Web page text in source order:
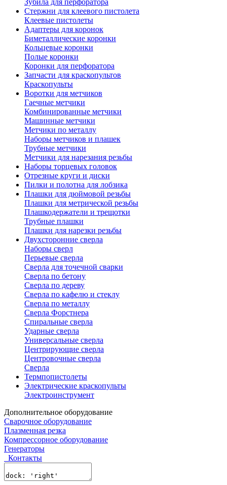
Стержни для клеевого пистолета
Клеевые пистолеты
Адаптеры для коронок
Биметаллические коронки
Кольцевые коронки
Полые коронки
Коронки для перфоратора
Запчасти для краскопультов
Краскопульты
Воротки для метчиков
Гаечные метчики
Комбинированные метчики
Машинные метчики
Метчики по металлу
Наборы метчиков и плашек
Трубные метчики
Метчики для нарезания резьбы
Наборы торцевых головок
Отрезные круги и диски
Пилки и полотна для лобзика
Плашки для дюймовой резьбы
Плашки для метрической резьбы
Плашкодержатели и трещотки
Трубные плашки
Плашки для нарезки резьбы
Двухсторонние сверла
Наборы сверл
Перьевые сверла
Сверла для точечной сварки
Сверла по бетону
Сверла по дереву
Сверла по кафелю и стеклу
Сверла по металлу
Сверла Форстнера
Спиральные сверла
Ударные сверла
Универсальные сверла
Центрирующие сверла
Центровочные сверла
Сверла
Термпопистолеты
Электрические краскопульты
Электроинструмент
Дополнительное оборудование
Сварочное оборудование
Плазменная резка
Компрессорное оборудование
Генераторы
Контакты